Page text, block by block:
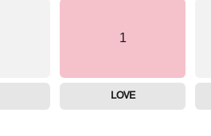
1
LOVE